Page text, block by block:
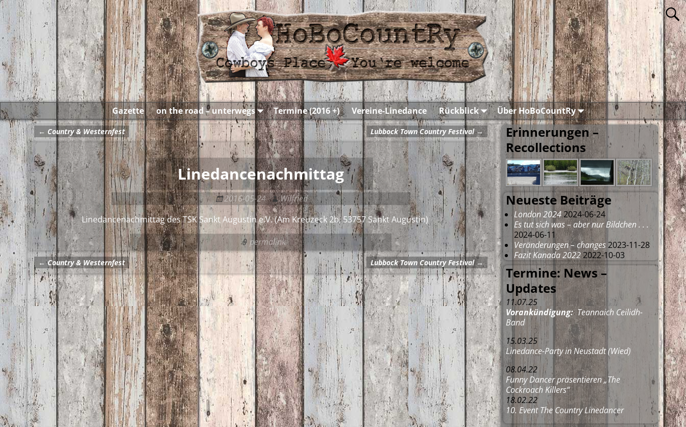
Gazette on the road – unterwegs Termine (2016 +) Vereine-Linedance Rückblick Über HoBoCountRy
Artikelnavigation
← Country & Westernfest Lubbock Town Country Festival→
Linedancenachmittag
2016-05-24
Wilfried
Linedancenachmittag des TSK Sankt Augustin e.V. (Am Kreuzeck 2b, 53757 Sankt Augustin)
permalink
Artikelnavigation
← Country & Westernfest Lubbock Town Country Festival→
Erinnerungen –
Recollections
Neueste Beiträge
London 2024 2024-06-24
Es tut sich was – aber nur Bildchen . . .
2024-06-11
Veränderungen – changes2023-11-28
Fazit Kanada 20222022-10-03
Termine: News –
Updates
11.07.25
Vorankündigung:Teannaich Ceilidh-
Band
15.03.25
Linedance-Party in Neustadt (Wied)
08.04.22
Funny Dancer präsentieren „The
Cockroach Killers“
18.02.22
10. Event The Country Linedancer